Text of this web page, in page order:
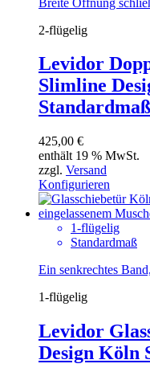
2-flügelig
Levidor
Slimline
Standardmaß
425,00 €
enthält 19 % MwSt.
zzgl. Versand
Konfigurieren
1-flügelig
Standardmaß
Ein senkrechtes
1-flügelig
Levidor
Design Köln